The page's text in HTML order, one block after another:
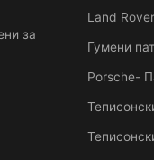
за
Land
Гумени
Porsche-